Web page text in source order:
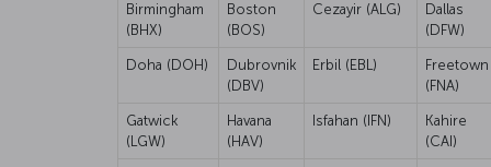
Birmingham
(BHX)
Boston
(BOS)
Cezayir (ALG)
Dallas
(DFW)
Doha (DOH)
Dubrovnik
(DBV)
Erbil (EBL)
Freetown
(FNA)
Gatwick
(LGW)
Havana
(HAV)
Isfahan (IFN)
Kahire
(CAI)